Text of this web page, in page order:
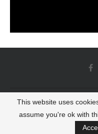
© 2022 -
This website uses
assume you're ok with